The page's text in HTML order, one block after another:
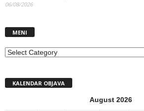
06/08/2026
MENI
MENI
KALENDAR OBJAVA
August 2026